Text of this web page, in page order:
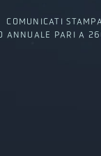
COMUNICATI STAMPA
ANNUALE PARI A